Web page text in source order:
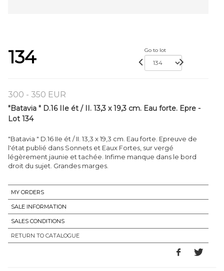
134 Go to lot
300 - 350 EUR
"Batavia " D.16 IIe ét / II. 13,3 x 19,3 cm. Eau forte. Epre -
Lot 134
"Batavia " D.16 IIe ét / II. 13,3 x 19,3 cm. Eau forte. Epreuve de
l'état publié dans Sonnets et Eaux Fortes, sur vergé
légèrement jaunie et tachée. Infime manque dans le bord
droit du sujet. Grandes marges.
MY ORDERS
SALE INFORMATION
SALES CONDITIONS
RETURN TO CATALOGUE